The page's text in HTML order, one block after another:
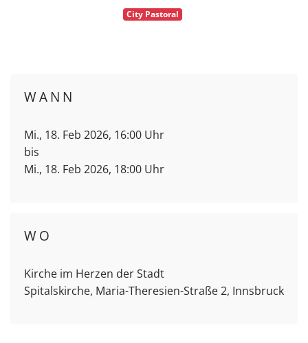
City Pastoral
WANN
Mi., 18. Feb 2026, 16:00 Uhr
bis
Mi., 18. Feb 2026, 18:00 Uhr
WO
Kirche im Herzen der Stadt
Spitalskirche, Maria-Theresien-Straße 2, Innsbruck